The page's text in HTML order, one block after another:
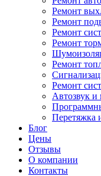
Ремонт
Ремонт
Ремонт
Ремонт
Ремонт
Ремонт
Автозвук и
Перетяжка
Блог
Цены
Отзывы
О компании
Контакты